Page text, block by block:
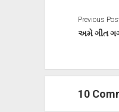
Previous
અમે ગીત
10